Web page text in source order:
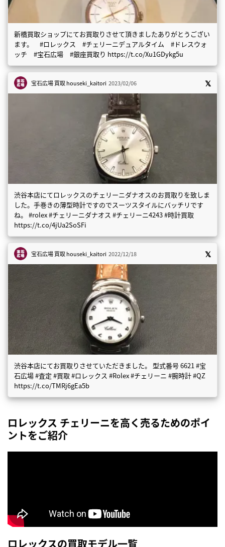
新橋買取ショップにてお買取りさせて頂きましたありがとうござい
ます。 #ロレックス #チェリーニデュアルタイム #ドレスウォ
ッチ #宝石広場 #銀座買取り https://t.co/Xu1GDykg5u
宝石広場 買取houseki_kaitori 2023/02/06
渋谷本店にてロレックスのチェリーニダナオスのお買取りを致しま
した。手巻きの薄型時計ですのでスーツスタイルにバッチリです
ね。 #rolex #チェリーニダナオス #チェリーニ4243 #時計買取
https://t.co/4jUa2SoSFi
宝石広場 買取houseki_kaitori 2022/12/18
渋谷本店にてお買取りさせていただきました。 型式番号 6621 #宝
石広場 #査定 #買取 #ロレックス #Rolex #チェリーニ #腕時計 #QZ
https://t.co/TMRj6gEa5b
ロレックス チェリーニを高く売るためのポイ
ントをご紹介
ロレックスの買取モデル一覧